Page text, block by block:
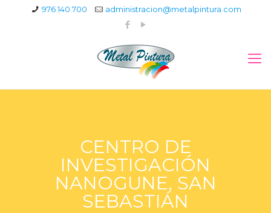
976 140 700 administracion@metalpintura.com
CENTRO DE
INVESTIGACIÓN
NANOGUNE, SAN
SEBASTIÁN